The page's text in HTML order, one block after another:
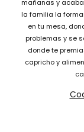
mañanas y
la familia la
en tu mesa,
problemas y se
donde te
capricho y